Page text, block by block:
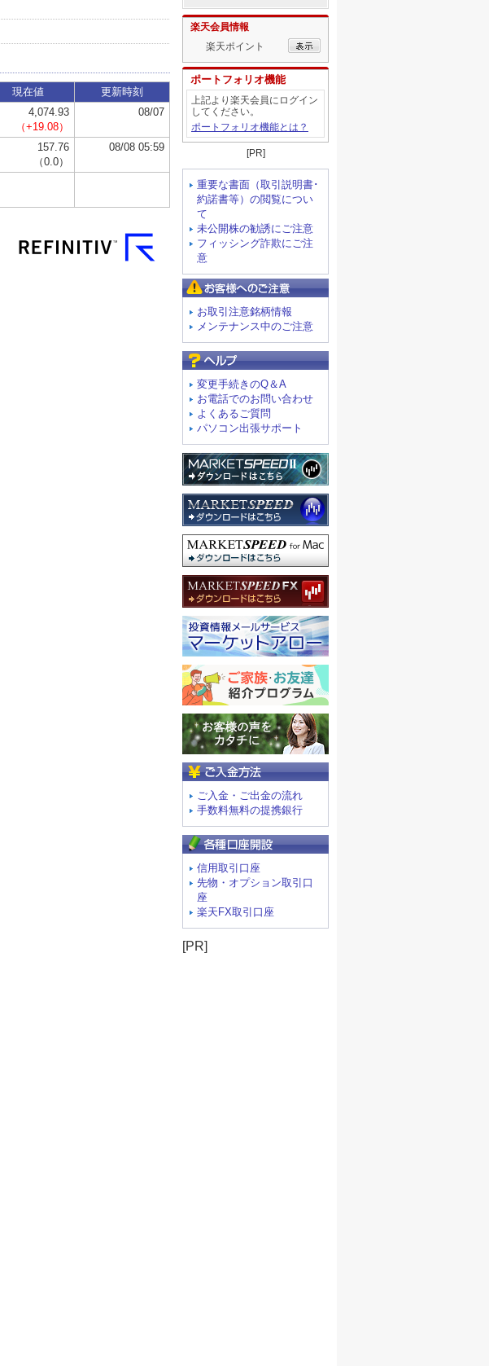
楽天会員情報
楽天ポイント
ポートフォリオ機能
上記より楽天会員にログイン
してください。
ポートフォリオ機能とは？
[PR]
重要な書面（取引説明書･
約諾書等）の閲覧につい
て
未公開株の勧誘にご注意
フィッシング詐欺にご注
意
お取引注意銘柄情報
メンテナンス中のご注意
変更手続きのQ＆A
お電話でのお問い合わせ
よくあるご質問
パソコン出張サポート
ご入金・ご出金の流れ
手数料無料の提携銀行
信用取引口座
先物・オプション取引口
座
楽天FX取引口座
[PR]